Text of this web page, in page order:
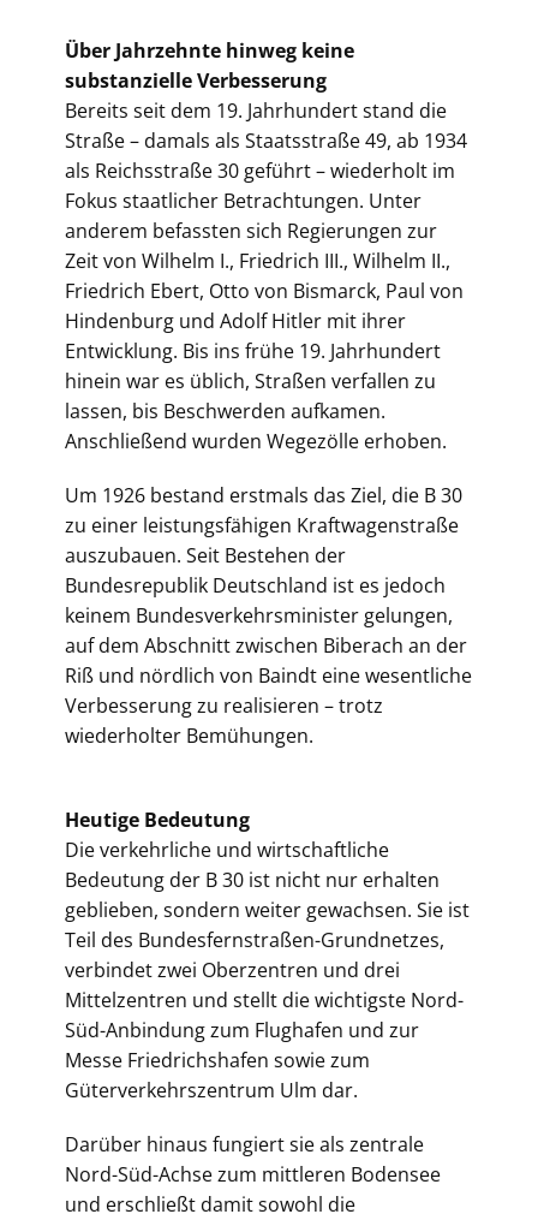
Über Jahrzehnte hinweg keine
substanzielle Verbesserung
Bereits seit dem 19. Jahrhundert stand die
Straße – damals als Staatsstraße 49, ab 1934
als Reichsstraße 30 geführt – wiederholt im
Fokus staatlicher Betrachtungen. Unter
anderem befassten sich Regierungen zur
Zeit von Wilhelm I., Friedrich III., Wilhelm II.,
Friedrich Ebert, Otto von Bismarck, Paul von
Hindenburg und Adolf Hitler mit ihrer
Entwicklung. Bis ins frühe 19. Jahrhundert
hinein war es üblich, Straßen verfallen zu
lassen, bis Beschwerden aufkamen.
Anschließend wurden Wegezölle erhoben.
Um 1926 bestand erstmals das Ziel, die B 30
zu einer leistungsfähigen Kraftwagenstraße
auszubauen. Seit Bestehen der
Bundesrepublik Deutschland ist es jedoch
keinem Bundesverkehrsminister gelungen,
auf dem Abschnitt zwischen Biberach an der
Riß und nördlich von Baindt eine wesentliche
Verbesserung zu realisieren – trotz
wiederholter Bemühungen.
Heutige Bedeutung
Die verkehrliche und wirtschaftliche
Bedeutung der B 30 ist nicht nur erhalten
geblieben, sondern weiter gewachsen. Sie ist
Teil des Bundesfernstraßen-Grundnetzes,
verbindet zwei Oberzentren und drei
Mittelzentren und stellt die wichtigste Nord-
Süd-Anbindung zum Flughafen und zur
Messe Friedrichshafen sowie zum
Güterverkehrszentrum Ulm dar.
Darüber hinaus fungiert sie als zentrale
Nord-Süd-Achse zum mittleren Bodensee
und erschließt damit sowohl die